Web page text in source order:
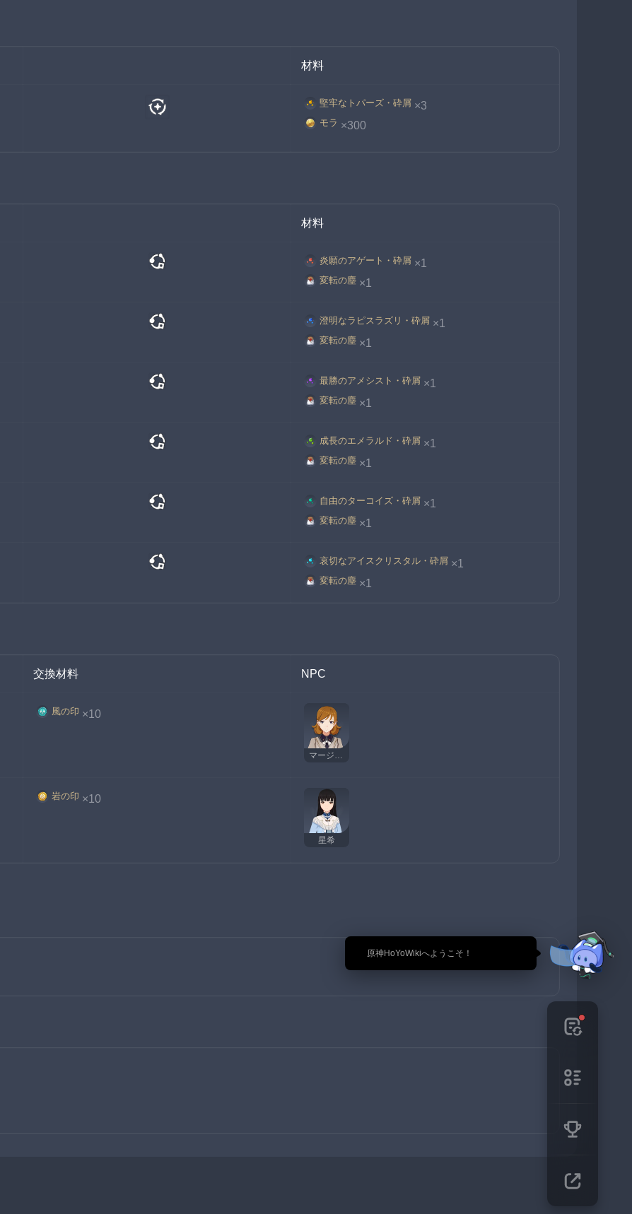
🎉 原神HoYoWikiへようこそ！
材料
堅牢なトパーズ・砕屑 ×3
モラ ×300
材料
炎願のアゲート・砕屑 ×1
変転の塵 ×1
澄明なラピスラズリ・砕屑 ×1
変転の塵 ×1
最勝のアメシスト・砕屑 ×1
変転の塵 ×1
成長のエメラルド・砕屑 ×1
変転の塵 ×1
自由のターコイズ・砕屑 ×1
変転の塵 ×1
哀切なアイスクリスタル・砕屑 ×1
変転の塵 ×1
交換材料 NPC
風の印 ×10
マージョリー
岩の印 ×10
星希